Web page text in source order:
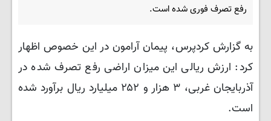
رفع تصرف فوری شده است.
به گزارش کردپرس، پیمان آرامون در این خصوص اظهار
کرد: ارزش ریالی این میزان اراضی رفع تصرف شده در
آذربایجان غربی، ۳ هزار و ۲۵۲ میلیارد ریال برآورد شده
است.